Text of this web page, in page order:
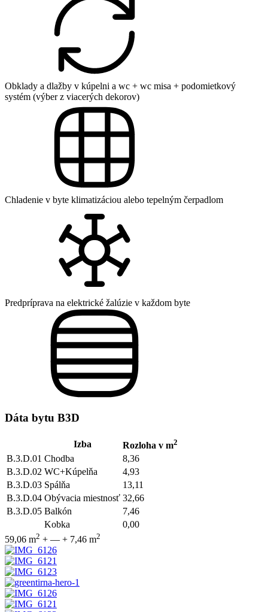
Obklady a dlažby v kúpelni a wc + wc misa + podomietkový
systém (výber z viacerých dekorov)
Chladenie v byte klimatizáciou alebo tepelným čerpadlom
Predpríprava na elektrické žalúzie v každom byte
Dáta bytu B3D
Izba Rozloha v m2
B.3.D.01 Chodba
8,36
B.3.D.02 WC+Kúpelňa
4,93
B.3.D.03 Spálňa
13,11
B.3.D.04 Obývacia miestnosť 32,66
B.3.D.05 Balkón
7,46
Kobka
0,00
59,06 m2 + — + 7,46 m2